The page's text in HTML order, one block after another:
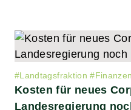
#Landtagsfraktion #Finanzen
Kosten für neues
Landesregierung